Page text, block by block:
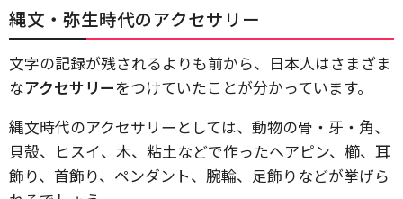
縄文・弥生時代のアクセサリー
文字の記録が残されるよりも前から、日本人はさまざま
なアクセサリーをつけていたことが分かっています。
縄文時代のアクセサリーとしては、動物の骨・牙・角、
貝殻、ヒスイ、木、粘土などで作ったヘアピン、櫛、耳
飾り、首飾り、ペンダント、腕輪、足飾りなどが挙げら